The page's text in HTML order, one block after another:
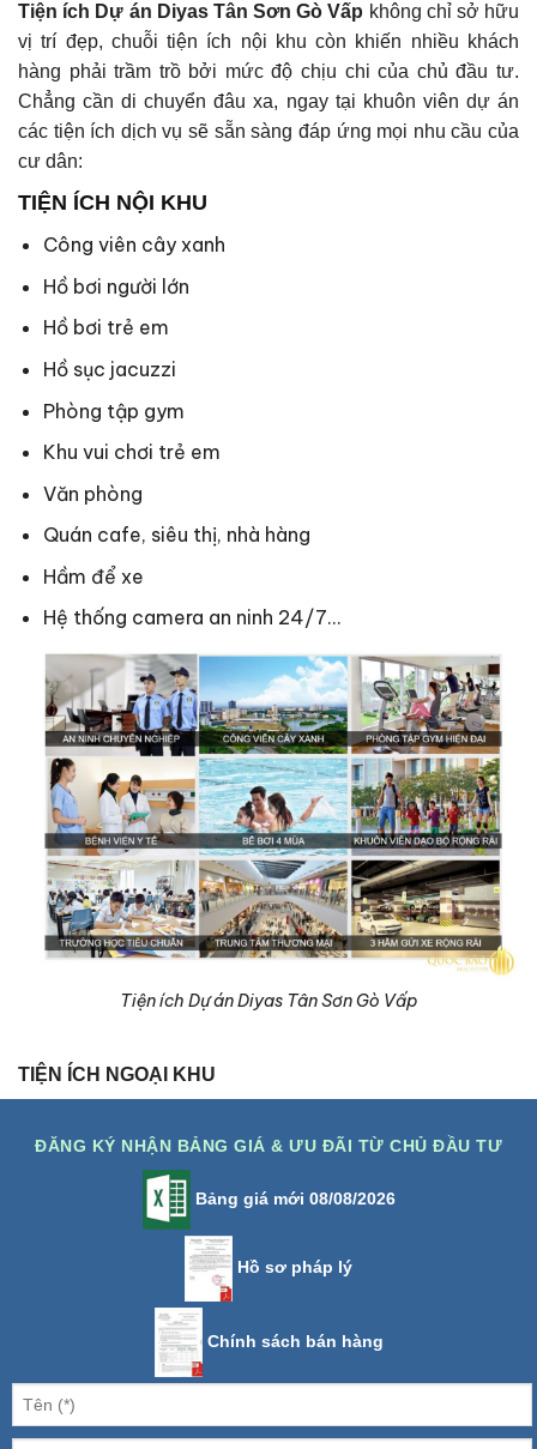
Tiện ích Dự án Diyas Tân Sơn Gò Vấp không chỉ sở hữu
vị trí đẹp, chuỗi tiện ích nội khu còn khiến nhiều khách
hàng phải trầm trồ bởi mức độ chịu chi của chủ đầu tư.
Chẳng cần di chuyển đâu xa, ngay tại khuôn viên dự án
các tiện ích dịch vụ sẽ sẵn sàng đáp ứng mọi nhu cầu của
cư dân:
TIỆN ÍCH NỘI KHU
Công viên cây xanh
Hồ bơi người lớn
Hồ bơi trẻ em
Hồ sục jacuzzi
Phòng tập gym
Khu vui chơi trẻ em
Văn phòng
Quán cafe, siêu thị, nhà hàng
Hầm để xe
Hệ thống camera an ninh 24/7…
Tiện ích Dự án Diyas Tân Sơn Gò Vấp
TIỆN ÍCH NGOẠI KHU
ĐĂNG KÝ NHẬN BẢNG GIÁ & ƯU ĐÃI TỪ CHỦ ĐẦU TƯ
Bảng giá mới 08/08/2026
Hồ sơ pháp lý
Chính sách bán hàng